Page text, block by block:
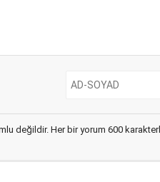
değildir. Her bir yorum 600